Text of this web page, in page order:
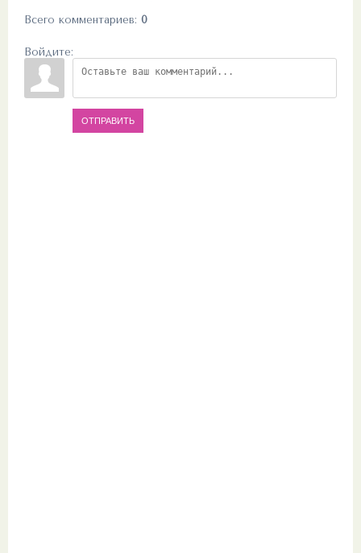
Всего комментариев: 0
Войдите:
ОТПРАВИТЬ